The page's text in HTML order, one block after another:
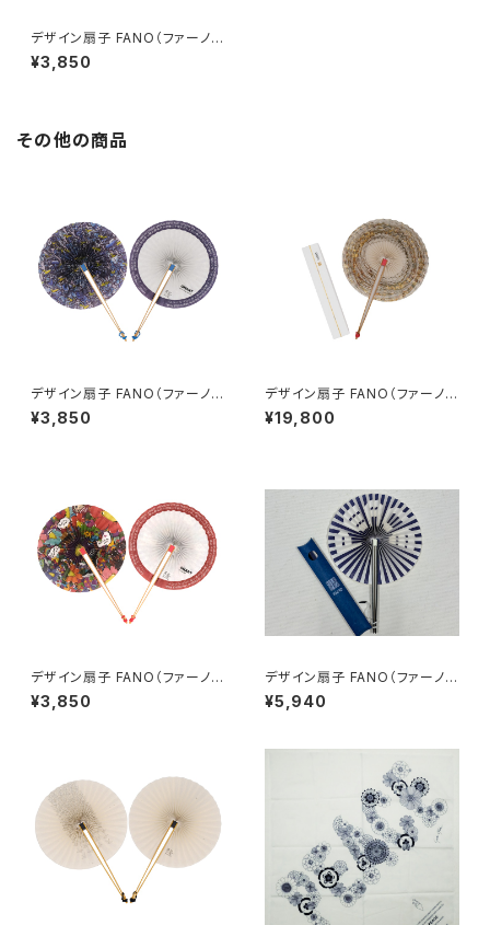
デザイン扇子 FANO（ファーノ）
ヘラルボニーバージョン 八重樫
道代
¥3,850
その他の商品
デザイン扇子 FANO（ファーノ）
オンアートバージョン たかしま
ゆきなお
¥3,850
デザイン扇子 FANO（ファーノ）
歴清社バージョン ミックス
¥19,800
デザイン扇子 FANO（ファーノ）
オンアートバージョン MCT
¥3,850
デザイン扇子 FANO（ファーノ）
TOKOLOCOM Ver.
¥5,940